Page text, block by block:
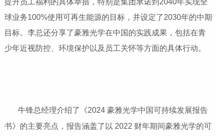
提升员工福利的具体举措，特别是集团承诺到2040年实现全
球业务100%使用可再生能源的目标，并设定了2030年的中期
目标。李总还分享了豪雅光学在中国的实践成果，包括在青
少年近视防控、环境保护以及员工关怀等方面的具体行动。
牛锋总经理介绍了《2024 豪雅光学中国可持续发展报告
书》的主要亮点，报告涵盖了以 2022 财年期间豪雅光学的可